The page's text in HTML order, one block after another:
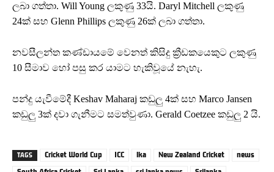
ලබා ගත්තා. Will Young ලකුණු 33යි. Daryl Mitchell ලකුණු
24ක් සහ Glenn Phillips ලකුණු 26ක් ලබා ගත්තා.
නවසීලන්ත කණ්ඩායමේ වෙනත් කිසිදු ක්‍රීඩකයෙකුට ලකුණු
10 සීමාව හෝ පසු කර යාමට හැකිවූයේ නැහැ.
පන්දු යැවීමේදී Keshav Maharaj කඩුලු 4ක් සහ Marco Jansen
කඩුලු 3ක් දවා ගැනීමට සමත්වුණා. Gerald Coetzee කඩුලු 2 යි.
TAGS Cricket World Cup ICC lka New Zealand Cricket
news